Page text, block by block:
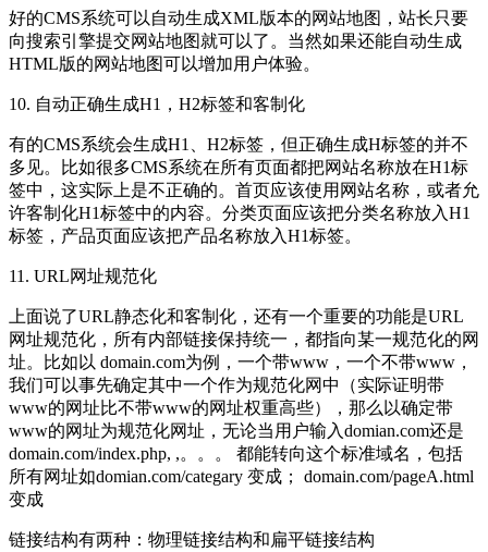
好的CMS系统可以自动生成XML版本的网站地图，站长只要
向搜索引擎提交网站地图就可以了。当然如果还能自动生成
HTML版的网站地图可以增加用户体验。
10. 自动正确生成H1，H2标签和客制化
有的CMS系统会生成H1、H2标签，但正确生成H标签的并不
多见。比如很多CMS系统在所有页面都把网站名称放在H1标
签中，这实际上是不正确的。首页应该使用网站名称，或者允
许客制化H1标签中的内容。分类页面应该把分类名称放入H1
标签，产品页面应该把产品名称放入H1标签。
11. URL网址规范化
上面说了URL静态化和客制化，还有一个重要的功能是URL
网址规范化，所有内部链接保持统一，都指向某一规范化的网
址。比如以 domain.com为例，一个带www，一个不带www，
我们可以事先确定其中一个作为规范化网中（实际证明带
www的网址比不带www的网址权重高些），那么以确定带
www的网址为规范化网址，无论当用户输入domian.com还是
domain.com/index.php, ,。。。 都能转向这个标准域名，包括
所有网址如domian.com/categary 变成； domain.com/pageA.html
变成
链接结构有两种：物理链接结构和扁平链接结构